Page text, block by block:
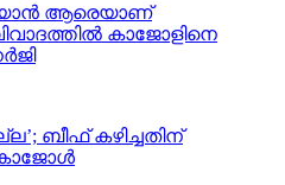
ആരെയാണ്
കാജോളിനെ
ബീഫ് കഴിച്ചതിന്